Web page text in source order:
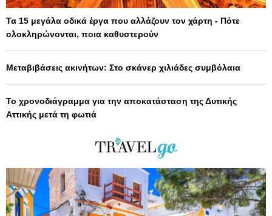
Τα 15 μεγάλα οδικά έργα που αλλάζουν τον χάρτη - Πότε
ολοκληρώνονται, ποια καθυστερούν
Μεταβιβάσεις ακινήτων: Στο σκάνερ χιλιάδες συμβόλαια
Το χρονοδιάγραμμα για την αποκατάσταση της Δυτικής
Αττικής μετά τη φωτιά